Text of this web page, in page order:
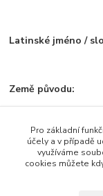
Latinské jméno /
Země původu:
Pro základní
účely a v případě
využíváme
cookies můžete